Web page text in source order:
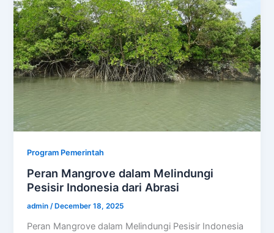
Program Pemerintah
Peran Mangrove dalam Melindungi
Pesisir Indonesia dari Abrasi
admin/ December 18, 2025
Peran Mangrove dalam Melindungi Pesisir Indonesia